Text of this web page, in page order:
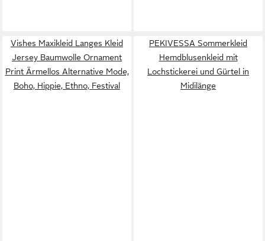
Vishes Maxikleid Langes Kleid
Jersey Baumwolle Ornament
Print Ärmellos Alternative Mode,
Boho, Hippie, Ethno, Festival
PEKIVESSA Sommerkleid
Hemdblusenkleid mit
Lochstickerei und Gürtel in
Midilänge